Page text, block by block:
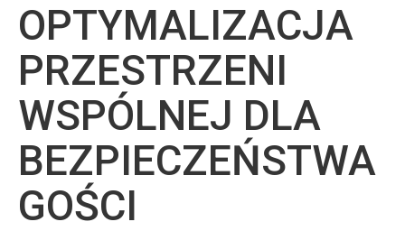
OPTYMALIZACJA
PRZESTRZENI
WSPÓLNEJ DLA
BEZPIECZEŃSTWA
GOŚCI